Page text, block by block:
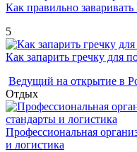
Как правильно
5
Как запарить гречку для
Ведущий на открытие в
Отдых
Профессиональная
и логистика